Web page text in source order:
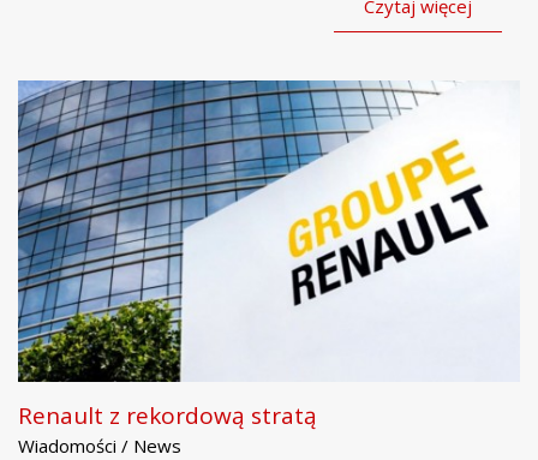
Czytaj więcej
Renault z rekordową stratą
Wiadomości / News